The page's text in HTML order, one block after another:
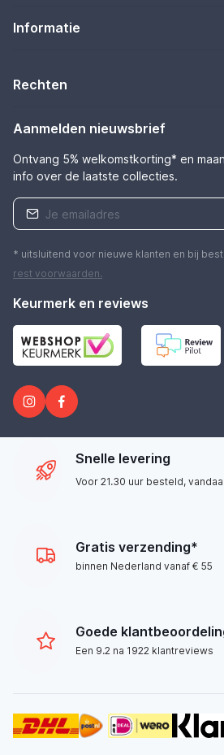
Informatie
Rechten
Aanmelden nieuwsbrief
Ontvang 5% welkomstkorting* en
info over de laatste collecties.
* uitsluitend voor nieuwe klanten en bij
rest voorwaarden.
Keurmerk en reviews
Snelle levering
Voor 21.30 uur besteld,
Gratis verzending*
binnen Nederland vanaf € 55
Goede
Een 9.2 na 1922 klantreviews